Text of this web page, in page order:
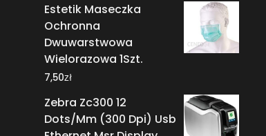
Estetik Maseczka
Ochronna
Dwuwarstwowa
Wielorazowa 1Szt.
7,50zł
Zebra Zc300 12
Dots/Mm (300 Dpi) Usb